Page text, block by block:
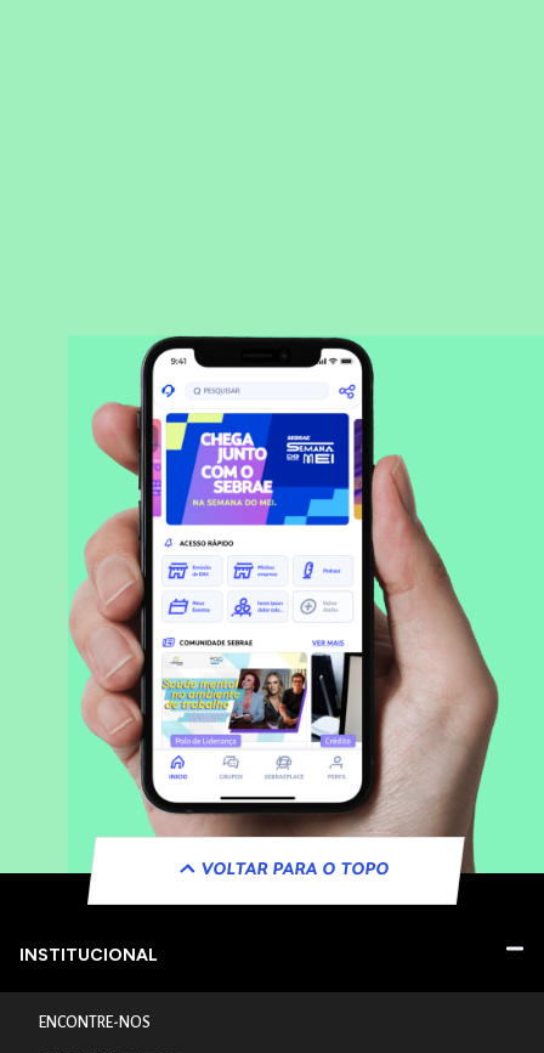
VOLTAR PARA O TOPO
INSTITUCIONAL
ENCONTRE-NOS